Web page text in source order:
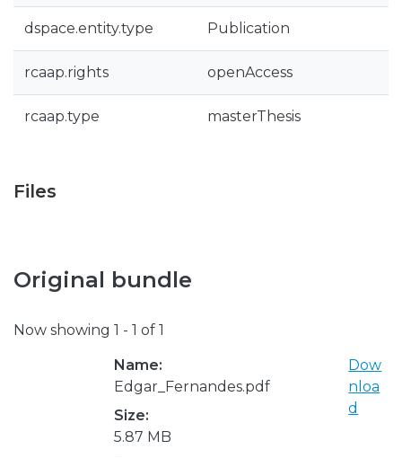
dspace.entity.type Publication
rcaap.rights openAccess
rcaap.type masterThesis
Files
Original bundle
Now showing 1 - 1 of 1
Name:
Edgar_Fernandes.pdf
Size:
5.87 MB
Dow
nloa
d